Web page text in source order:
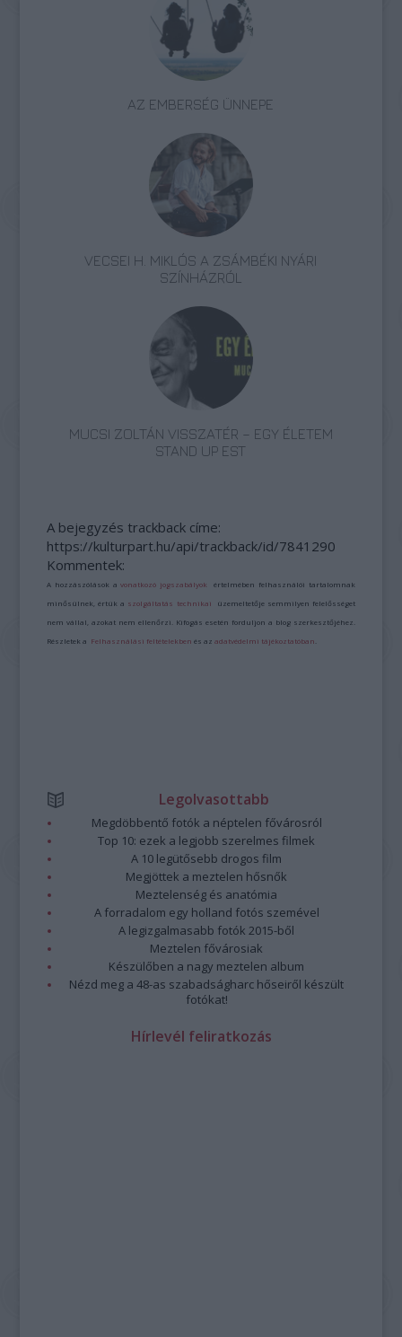
AZ EMBERSÉG ÜNNEPE
VECSEI H. MIKLÓS A ZSÁMBÉKI NYÁRI
SZÍNHÁZRÓL
MUCSI ZOLTÁN VISSZATÉR – EGY ÉLETEM
STAND UP EST
A bejegyzés trackback címe:
https://kulturpart.hu/api/trackback/id/7841290
Kommentek:
A hozzászólások avonatkozó jogszabályok értelmében felhasználói tartalomnak
minősülnek, értük a szolgáltatás technikai üzemeltetője semmilyen felelősséget
nem vállal, azokat nem ellenőrzi. Kifogás esetén forduljon a blog szerkesztőjéhez.
Részletek a Felhasználási feltételekben és azadatvédelmi tájékoztatóban
Legolvasottabb
Megdöbbentő fotók a néptelen fővárosról
Top 10: ezek a legjobb szerelmes filmek
A 10 legütősebb drogos film
Megjöttek a meztelen hősnők
Meztelenség és anatómia
A forradalom egy holland fotós szemével
A legizgalmasabb fotók 2015-ből
Meztelen fővárosiak
Készülőben a nagy meztelen album
Nézd meg a 48-as szabadságharc hőseiről készült
fotókat!
Hírlevél feliratkozás